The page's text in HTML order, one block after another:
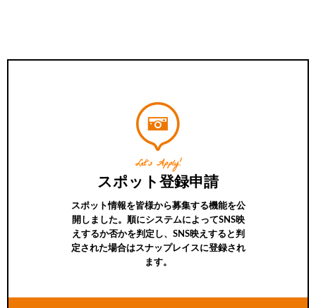
Let’s Apply!
スポット登録申請
スポット情報を皆様から募集する機能を公
開しました。順にシステムによってSNS映
えするか否かを判定し、SNS映えすると判
定された場合はスナップレイスに登録され
ます。